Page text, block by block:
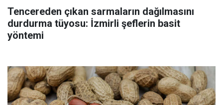
Tencereden çıkan sarmaların dağılmasını
durdurma tüyosu: İzmirli şeflerin basit
yöntemi